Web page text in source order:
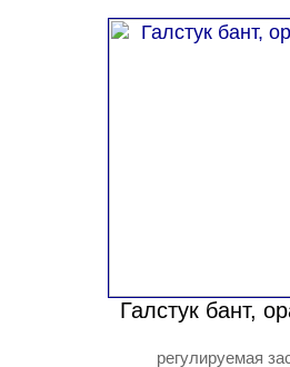
Галстук бант,
регулируемая